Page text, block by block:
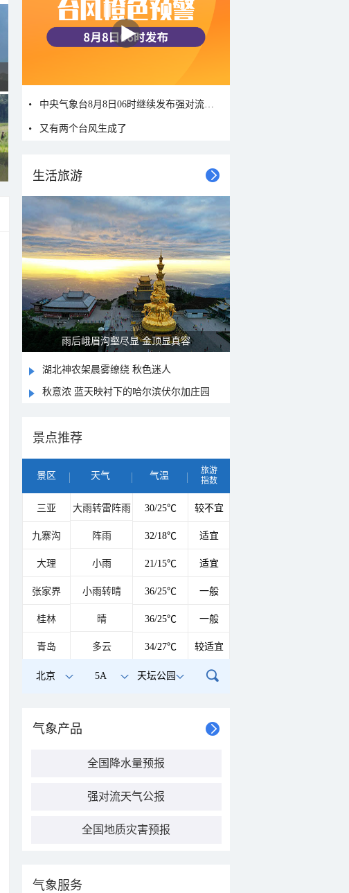
又有两个台风生成了
生活旅游
雨后峨眉沟壑尽显 金顶显真容
湖北神农架晨雾缭绕 秋色迷人
秋意浓 蓝天映衬下的哈尔滨伏尔加庄园
景点推荐
景区 天气 气温
旅游
指数
三亚 大雨转雷阵雨 30/25℃ 较不宜
九寨沟 阵雨 32/18℃ 适宜
大理 小雨 21/15℃ 适宜
张家界 小雨转晴 36/25℃ 一般
桂林 晴 36/25℃ 一般
青岛 多云 34/27℃ 较适宜
北京 5A 天坛公园
气象产品
全国降水量预报
强对流天气公报
全国地质灾害预报
气象服务